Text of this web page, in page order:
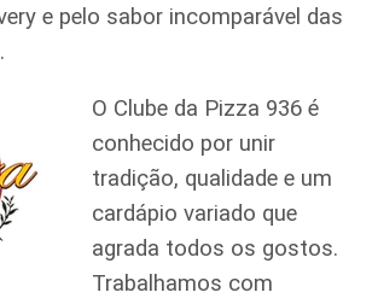
e pelo sabor incomparável das
O Clube da Pizza 936 é
conhecido por unir
tradição, qualidade e um
cardápio variado que
agrada todos os gostos.
Trabalhamos com